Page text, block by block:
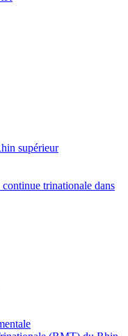
supérieur
trinationale dans